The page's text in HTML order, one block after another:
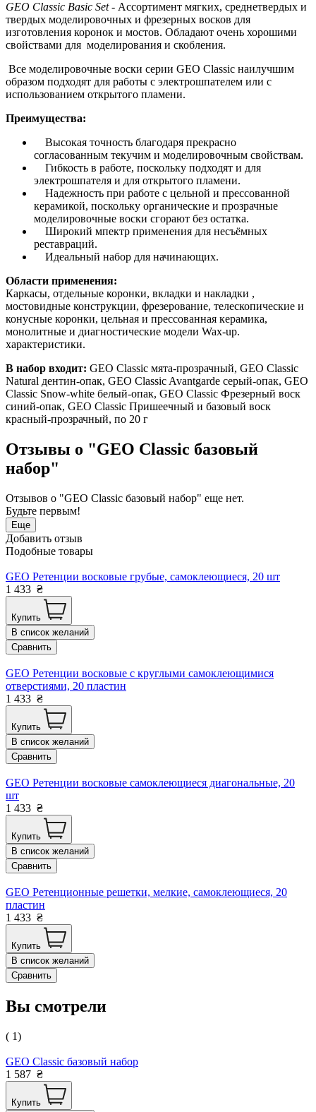
GEO Classic Basic Set- Ассортимент мягких, среднетвердых и
твердых моделировочных и фрезерных восков для
изготовления коронок и мостов. Обладают очень хорошими
свойствами для моделирования и скобления.
Все моделировочные воски серии GEO Classic наилучшим
образом подходят для работы с электрошпателем или с
использованием открытого пламени.
Преимущества:
Высокая точность благодаря прекрасно
согласованным текучим и моделировочным свойствам.
Гибкость в работе, поскольку подходят и для
электрошпателя и для открытого пламени.
Надежность при работе с цельной и прессованной
керамикой, поскольку органические и прозрачные
моделировочные воски сгорают без остатка.
Широкий мпектр применения для несъёмных
реставраций.
Идеальный набор для начинающих.
Области применения:
Каркасы, отдельные коронки, вкладки и накладки ,
мостовидные конструкции, фрезерование, телескопические и
конусные коронки, цельная и прессованная керамика,
монолитные и диагностические модели Wax-up.
характеристики.
В набор входит: GEO Classic мята-прозрачный, GEO Classic
Natural дентин-опак, GEO Classic Avantgarde серый-опак, GEO
Classic Snow-white белый-опак, GEO Classic Фрезерный воск
синий-опак, GEO Classic Пришеечный и базовый воск
красный-прозрачный, по 20 г
Отзывы о "GEO Classic базовый
набор"
Отзывов о "GEO Classic базовый набор" еще нет.
Будьте первым!
Еще
Добавить отзыв
Подобные товары
GEO Ретенции восковые грубые, самоклеющиеся, 20 шт
1 433 ₴
Купить
В список желаний
Сравнить
GEO Ретенции восковые с круглыми самоклеющимися
отверстиями, 20 пластин
1 433 ₴
Купить
В список желаний
Сравнить
GEO Ретенции восковые самоклеющиеся диагональные, 20
шт
1 433 ₴
Купить
В список желаний
Сравнить
GEO Ретенционные решетки, мелкие, самоклеющиеся, 20
пластин
1 433 ₴
Купить
В список желаний
Сравнить
Вы смотрели
( 1)
GEO Classic базовый набор
1 587 ₴
Купить